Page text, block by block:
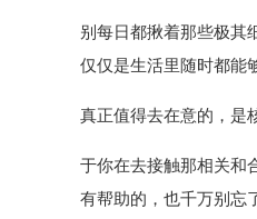
别每日都揪着那些极其
仅仅是生活里随时都能
真正值得去在意的，是
于你在去接触那相关和
有帮助的，也千万别忘